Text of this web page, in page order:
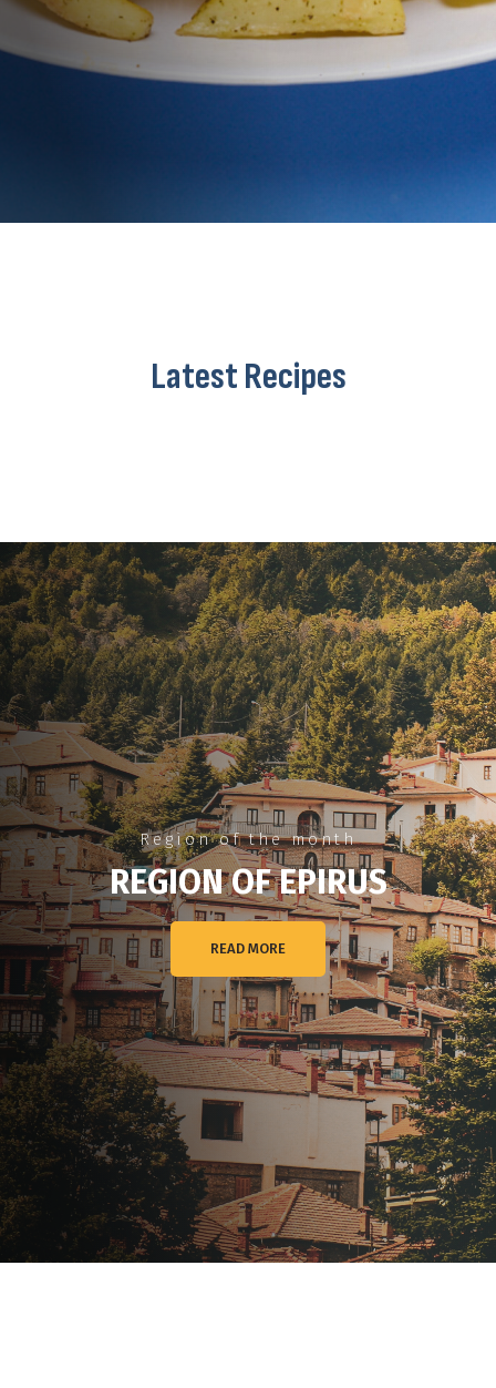
Latest Recipes
Region of the month
REGION OF EPIRUS
READ MORE